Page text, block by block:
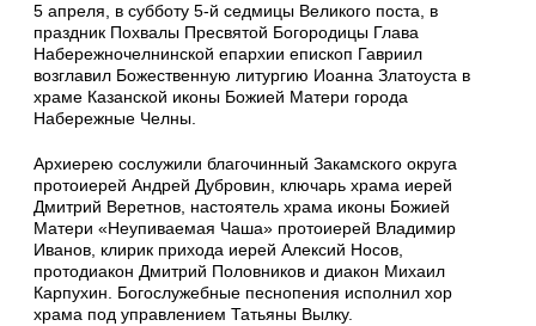
5 апреля, в субботу 5-й седмицы Великого поста, в
праздник Похвалы Пресвятой Богородицы Глава
Набережночелнинской епархии епископ Гавриил
возглавил Божественную литургию Иоанна Златоуста в
храме Казанской иконы Божией Матери города
Набережные Челны.
Архиерею сослужили благочинный Закамского округа
протоиерей Андрей Дубровин, ключарь храма иерей
Дмитрий Веретнов, настоятель храма иконы Божией
Матери «Неупиваемая Чаша» протоиерей Владимир
Иванов, клирик прихода иерей Алексий Носов,
протодиакон Дмитрий Половников и диакон Михаил
Карпухин. Богослужебные песнопения исполнил хор
храма под управлением Татьяны Вылку.